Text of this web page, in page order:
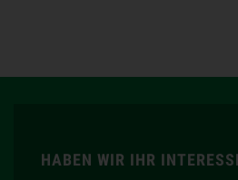
HABEN WIR IHR